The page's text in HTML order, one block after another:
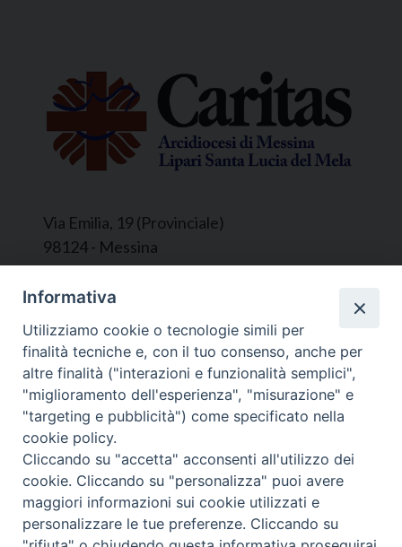
Via Emilia, 19 (Provinciale)
98124 - Messina
Segreteria e Amministrazione:
L’Ufficio è aperto tutti i giorni da lunedì a
venerdì, dalle ore 9.30 alle ore 12.30.
Tel. 090.9146045
mail:ufficiocaritas@diocesimessina.it.
Seguici su
© 2022 - 2025 Caritas Arcidiocesi di Messina Lipari
Informativa
Utilizziamo cookie o tecnologie simili per
finalità tecniche e, con il tuo consenso, anche per
altre finalità ("interazioni e funzionalità semplici",
"miglioramento dell'esperienza", "misurazione" e
"targeting e pubblicità") come specificato nella
cookie policy.
Cliccando su "accetta" acconsenti all'utilizzo dei
cookie. Cliccando su "personalizza" puoi avere
maggiori informazioni sui cookie utilizzati e
personalizzare le tue preferenze. Cliccando su